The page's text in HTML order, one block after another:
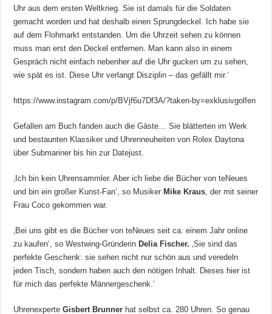
Uhr aus dem ersten Weltkrieg. Sie ist damals für die Soldaten
gemacht worden und hat deshalb einen Sprungdeckel. Ich habe sie
auf dem Flohmarkt entstanden. Um die Uhrzeit sehen zu können
muss man erst den Deckel entfernen. Man kann also in einem
Gespräch nicht einfach nebenher auf die Uhr gucken um zu sehen,
wie spät es ist. Diese Uhr verlangt Disziplin – das gefällt mir.‘
https://www.instagram.com/p/BVjf6u7Df3A/?taken-by=exklusivgolfen
Gefallen am Buch fanden auch die Gäste… Sie blätterten im Werk
und bestaunten Klassiker und Uhrenneuheiten von Rolex Daytona
über Submariner bis hin zur Datejust.
‚Ich bin kein Uhrensammler. Aber ich liebe die Bücher von teNeues
und bin ein großer Kunst-Fan‘, so MusikerMike Kraus , der mit seiner
Frau Coco gekommen war.
‚Bei uns gibt es die Bücher von teNeues seit ca. einem Jahr online
zu kaufen‘, so Westwing-GründerinDelia Fischer. ‚Sie sind das
perfekte Geschenk: sie sehen nicht nur schön aus und veredeln
jeden Tisch, sondern haben auch den nötigen Inhalt. Dieses hier ist
für mich das perfekte Männergeschenk.‘
UhrenexperteGisbert Brunner hat selbst ca. 280 Uhren. So genau